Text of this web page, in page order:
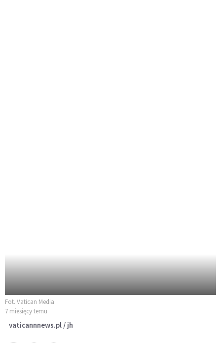
Fot. Vatican Media
7 miesięcy temu
vaticannnews.pl / jh